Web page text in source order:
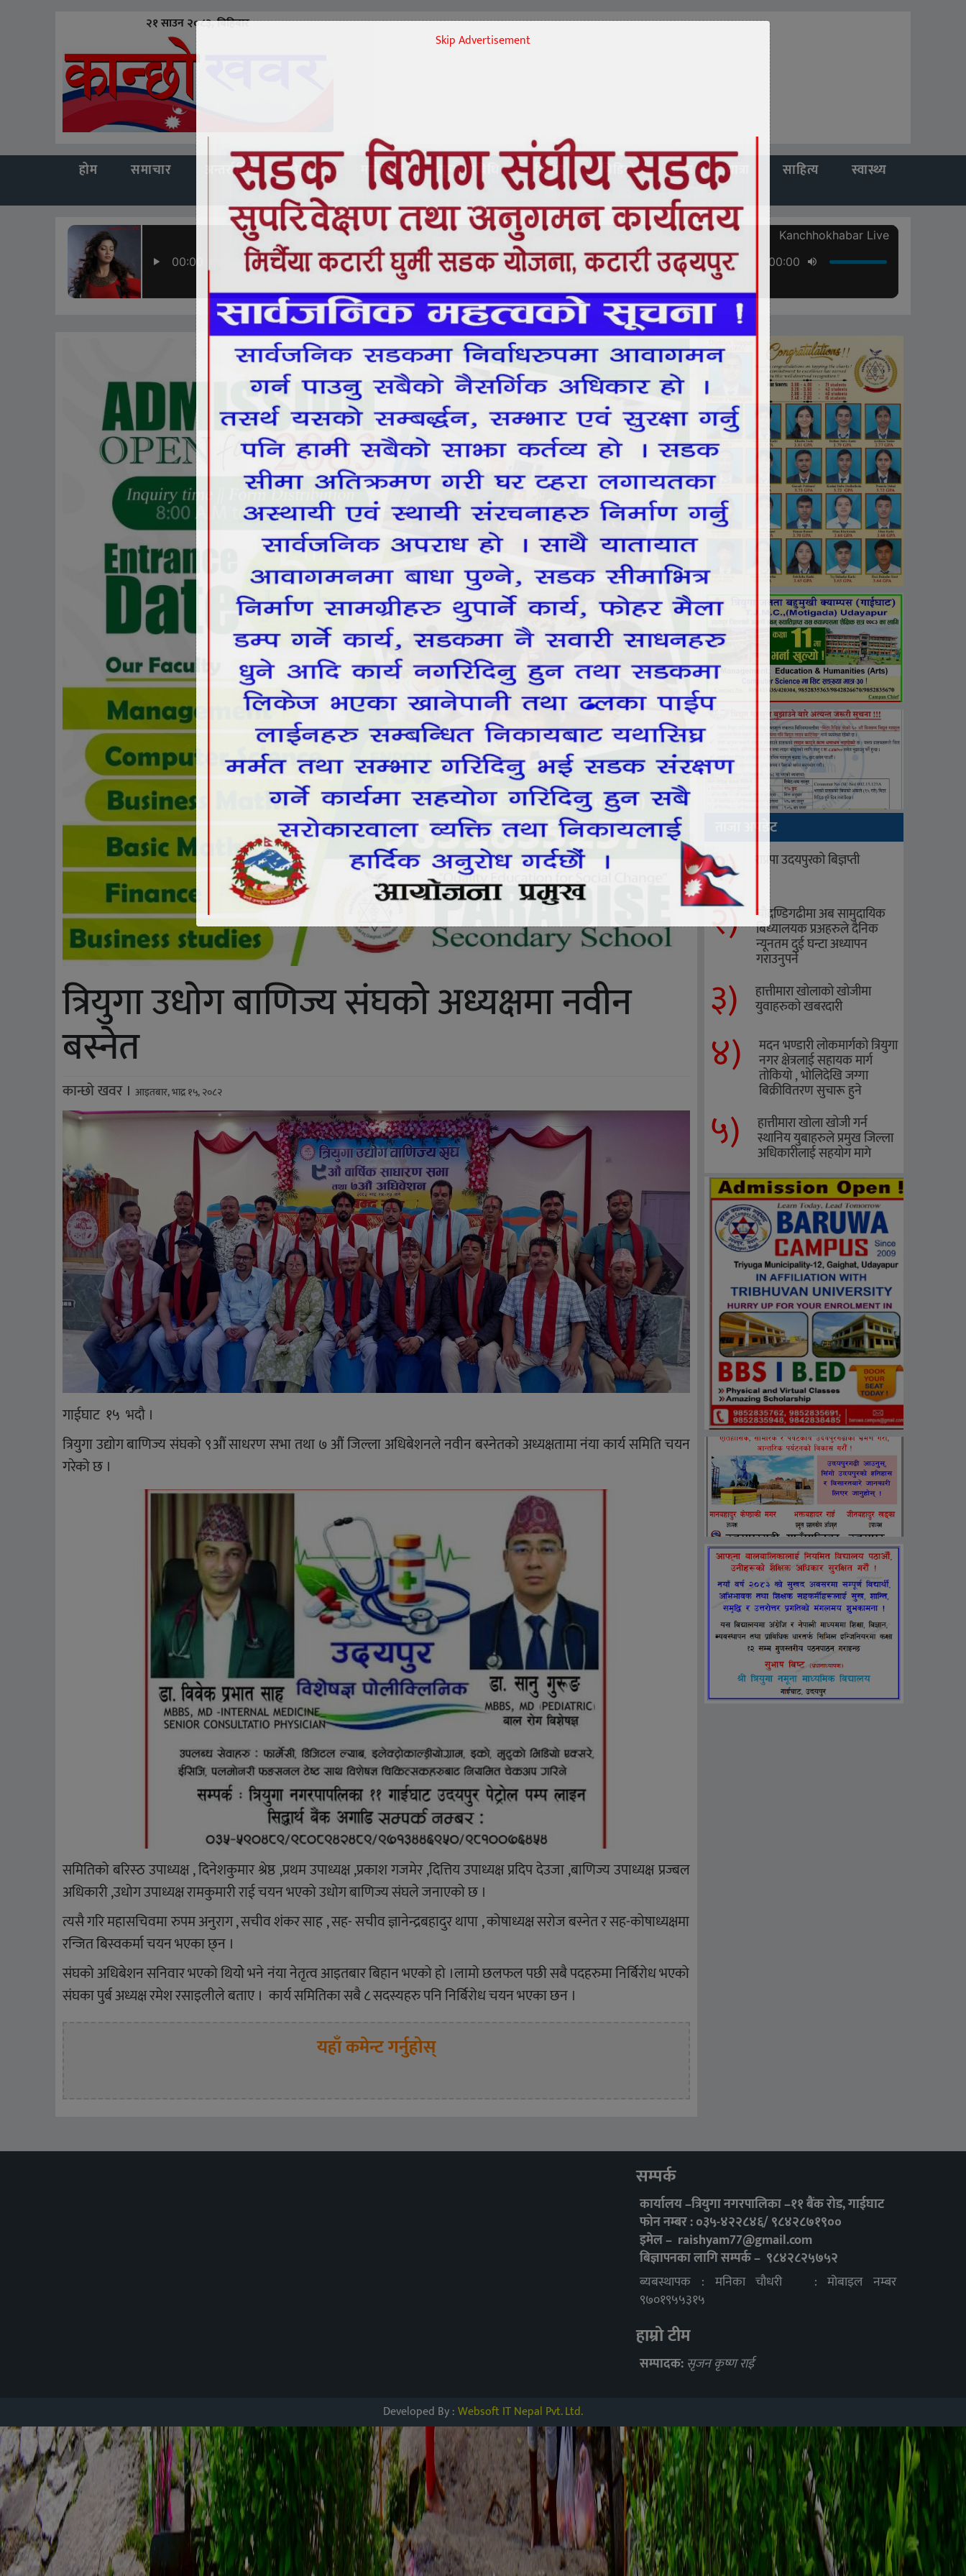
२१ साउन २०८३, बिहिबार
होम समाचार अन्तर्राष्ट्रिय खेलकुद मनोरंजन सूचनाप्रबिधि विचार भिडियो कला यात्रा साहित्य स्वास्थ्य
त्रियुगा उधोग बाणिज्य संघको अध्यक्षमा नवीन
बस्नेत
कान्छो खवर । आइतबार, भाद्र १५, २०८२
गाईघाट १५ भदौ ।
त्रियुगा उद्योग बाणिज्य संघको ९औं साधरण सभा तथा ७ औं जिल्ला अधिबेशनले नवीन बस्नेतको अध्यक्षतामा नंया कार्य समिति चयन
गरेको छ ।
समितिको बरिस्ठ उपाध्यक्ष , दिनेशकुमार श्रेष्ठ ,प्रथम उपाध्यक्ष ,प्रकाश गजमेर ,दित्तिय उपाध्यक्ष प्रदिप देउजा ,बाणिज्य उपाध्यक्ष प्रज्बल
अधिकारी ,उधोग उपाध्यक्ष रामकुमारी राई चयन भएको उधोग बाणिज्य संघले जनाएको छ ।
त्यसै गरि महासचिवमा रुपम अनुराग , सचीव शंकर साह , सह- सचीव ज्ञानेन्द्रबहादुर थापा , कोषाध्यक्ष सरोज बस्नेत र सह-कोषाध्यक्षमा
रन्जित बिस्वकर्मा चयन भएका छ्न ।
संघको अधिबेशन सनिवार भएको थियोे भने नंया नेतृत्व आइतबार बिहान भएको हो ।लामो छलफल पछी सबै पदहरुमा निर्बिरोध भएको
संघका पुर्ब अध्यक्ष रमेश रसाइलीले बताए । कार्य समितिका सबै ८ सदस्यहरु पनि निर्बिरोध चयन भएका छन ।
यहाँ कमेन्ट गर्नुहोस्
ताजा अपडेट
१) राप्रपा उदयपुरको बिज्ञप्ती
२) चौदण्डिगढीमा अब सामुदायिक
बिध्यालयक प्रअहरुले दैनिक
न्यूनतम दुई घन्टा अध्यापन
गराउनुपर्ने
३) हात्तीमारा खोलाको खोजीमा
युवाहरुको खबरदारी
४) मदन भण्डारी लोकमार्गको त्रियुगा
नगर क्षेत्रलाई सहायक मार्ग
तोकियो , भोलिदेखि जग्गा
बिक्रीवितरण सुचारू हुने
५) हात्तीमारा खोला खोजी गर्न
स्थानिय युबाहरुले प्रमुख जिल्ला
अधिकारीलाई सहयोग मागे
सम्पर्क
कार्यालय –त्रियुगा नगरपालिका –११ बैंक रोड, गाईघाट
फोन नम्बर : ०३५-४२२८४६/ ९८४२८७१९००
इमेल – raishyam77@gmail.com
बिज्ञापनका लागि सम्पर्क – ९८४२८२५७५२
ब्यबस्थापक : मनिका चौधरी : मोबाइल नम्बर
९७०१९५५३१५
हाम्रो टीम
सम्पादक: सृजन कृष्ण राई
Developed By :Websoft IT Nepal Pvt. Ltd.